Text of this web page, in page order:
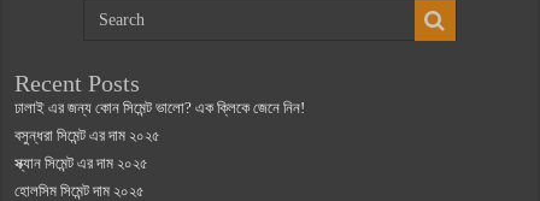
Recent Posts
ঢালাই এর জন্য কোন সিমেন্ট ভালো? এক ক্লিকে জেনে নিন!
বসুন্ধরা সিমেন্ট এর দাম ২০২৫
স্ক্যান সিমেন্ট এর দাম ২০২৫
হোলসিম সিমেন্ট দাম ২০২৫